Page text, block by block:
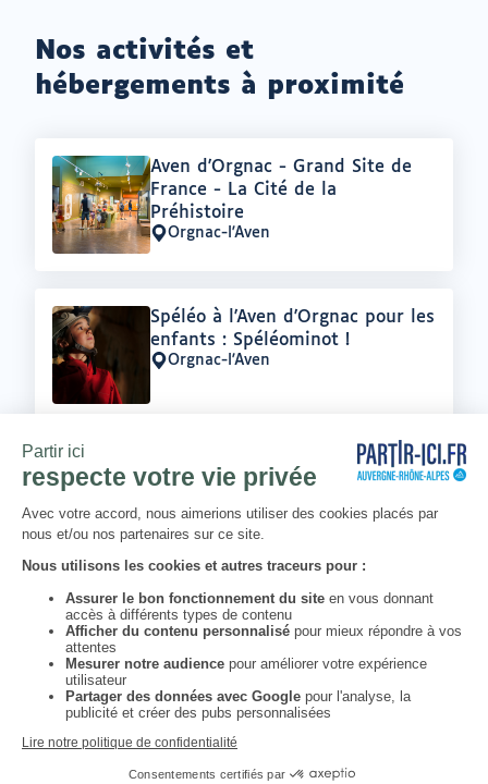
Nos activités et
hébergements à proximité
Offre
:
Aven d'Orgnac - Grand Site de
France - La Cité de la
Préhistoire
Lieu
:
Orgnac-l'Aven
Offre
:
Spéléo à l'Aven d'Orgnac pour les
enfants : Spéléominot !
LieuOrgnac-l'Aven
Chaque mois, un thème et une
sélection d'adresses locales et
engagées. Inscrivez-vous à notre
newsletter !
S’abonner